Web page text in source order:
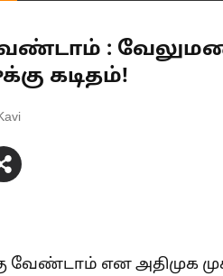
வேண்டாம் :
கடிதம்!
வேண்டாம் என அதிமுக